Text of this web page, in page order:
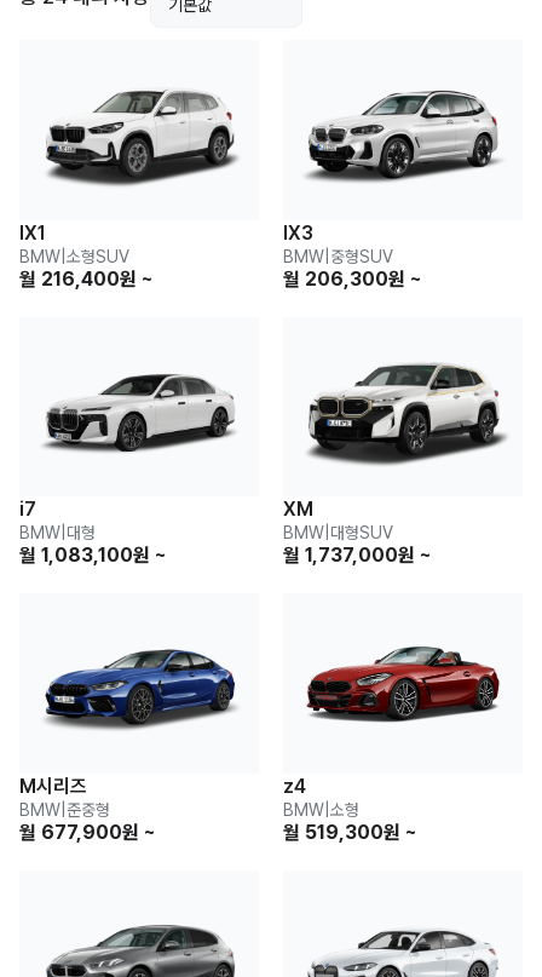
IX1
BMW 소형SUV
월 216,400원 ~
IX3
BMW 중형SUV
월 206,300원 ~
i7
BMW 대형
월 1,083,100원 ~
XM
BMW 대형SUV
월 1,737,000원 ~
M시리즈
BMW 준중형
월 677,900원 ~
z4
BMW 소형
월 519,300원 ~